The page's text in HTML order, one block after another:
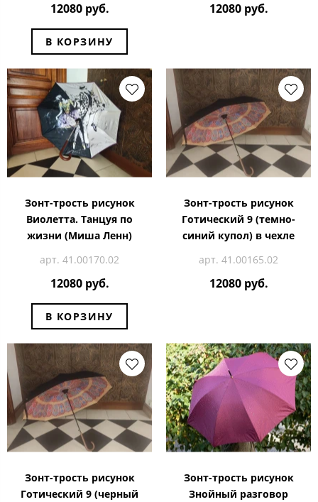
12080 руб.
В КОРЗИНУ
12080 руб.
Зонт-трость рисунок
Виолетта. Танцуя по
жизни (Миша Ленн)
арт. 41.00170.02
12080 руб.
В КОРЗИНУ
Зонт-трость рисунок
Готический 9 (темно-
синий купол) в чехле
арт. 41.00165.02
12080 руб.
Зонт-трость рисунок
Готический 9 (черный
Зонт-трость рисунок
Знойный разговор